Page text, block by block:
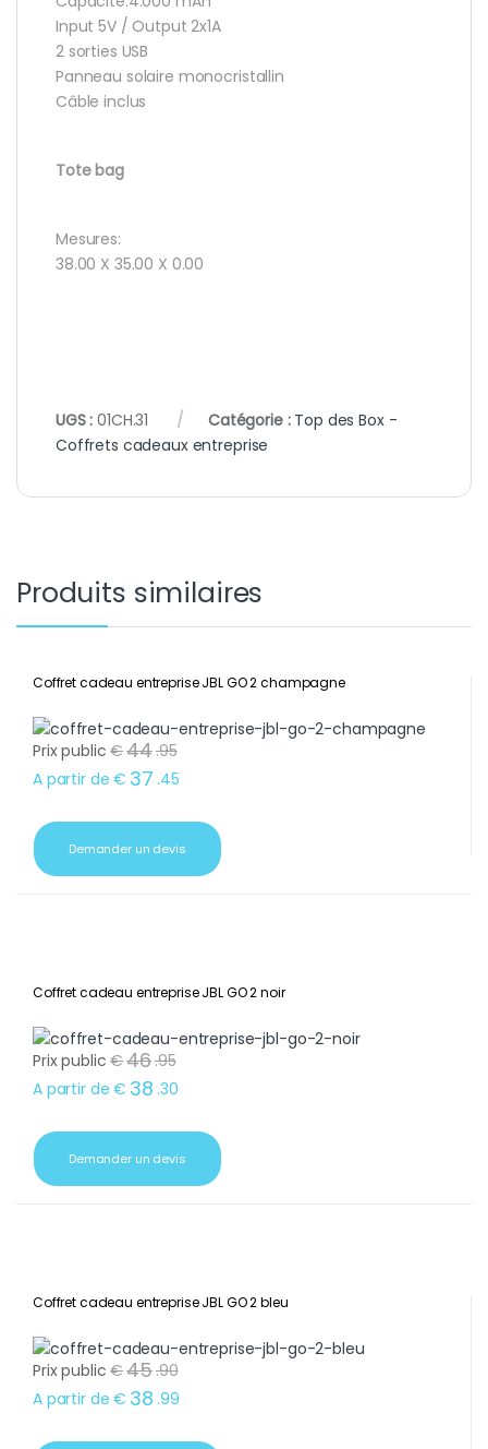
Input 5V / Output 2x1A
2 sorties USB
Panneau solaire monocristallin
Câble inclus
Tote bag
Mesures:
38.00 X 35.00 X 0.00
UGS :01CH.31 Catégorie : Top des Box -
Coffrets cadeaux entreprise
Produits similaires
Coffret cadeau entreprise JBL GO 2 champagne
Prix public €44.95
A partir de € 37 .45
Demander un devis
Coffret cadeau entreprise JBL GO 2 noir
Prix public €46.95
A partir de € 38 .30
Demander un devis
Coffret cadeau entreprise JBL GO 2 bleu
Prix public €45.90
A partir de € 38 .99